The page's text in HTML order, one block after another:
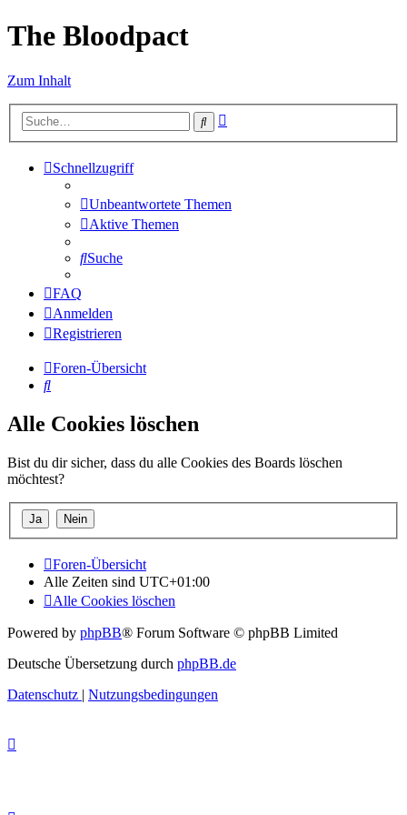
The Bloodpact
Zum Inhalt
Suche
Schnellzugriff
Unbeantwortete Themen
Aktive Themen
Suche
FAQ
Anmelden
Registrieren
Foren-Übersicht
Suche
Alle Cookies löschen
Bist du dir sicher, dass du alle Cookies des Boards löschen
möchtest?
Foren-Übersicht
Alle Zeiten sind UTC+01:00
Alle Cookies löschen
Powered by phpBB® Forum Software © phpBB Limited
Deutsche Übersetzung durch phpBB.de
Datenschutz | Nutzungsbedingungen